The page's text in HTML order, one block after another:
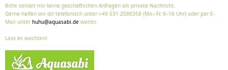
Bitte sendet mir keine geschäftlichen Anfragen als private Nachricht.
Gerne helfen wir dir telefonisch unter +49 531 2086358 (Mo.–Fr. 9–16 Uhr) oder per E-
Mail unter huhu@aquasabi.de weiter.
Lass es wachsen!